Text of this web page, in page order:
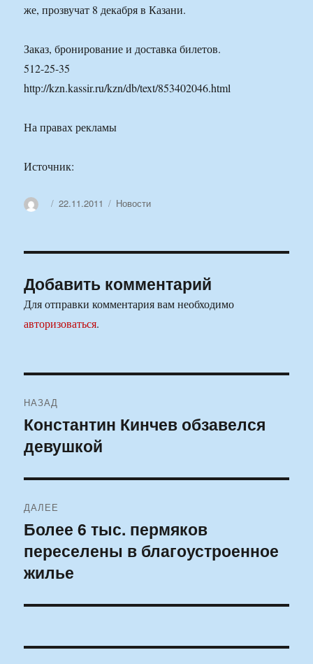
же, прозвучат 8 декабря в Казани.
Заказ, бронирование и доставка билетов.
512-25-35
http://kzn.kassir.ru/kzn/db/text/853402046.html
На правах рекламы
Источник:
АвторОпубликовано
22.11.2011 Рубрики
Новости
Добавить комментарий
Для отправки комментария вам необходимо
авторизоваться.
по
записям
НАЗАД
Предыдущая
запись:
Константин Кинчев обзавелся
девушкой
ДАЛЕЕ
Следующая
запись:
Более 6 тыс. пермяков
переселены в благоустроенное
жилье